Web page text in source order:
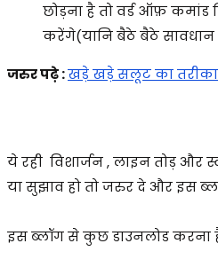
छोड़ना है तो वर्ड ऑफ़
करेंगे(यानि बैठे बैठे
जरुर पढ़े :खड़े खड़े सलूट का
ये रही विशार्जन , लाइन तोड़
या सुझाव हो तो जरुर दे और इस
इस ब्लॉग से कुछ डाउनलोड